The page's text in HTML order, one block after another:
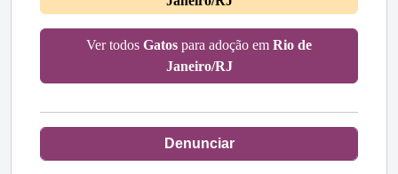
Ver todos Gatos para adoção em Rio de
Janeiro/RJ
Denunciar